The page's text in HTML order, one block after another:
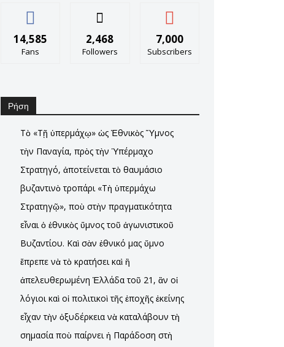
14,585
Fans
2,468
Followers
7,000
Subscribers
Ρήση
Τὸ «Τῇ ὑπερμάχῳ» ὡς Ἐθνικὸς Ὕμνος
τὴν Παναγία, πρὸς τὴν Ὑπέρμαχο
Στρατηγό, ἀποτείνεται τὸ θαυμάσιο
βυζαντινὸ τροπάρι «Τὴ ὑπερμάχω
Στρατηγῷ», ποὺ στὴν πραγματικότητα
εἶναι ὁ ἐθνικὸς ὕμνος τοῦ ἀγωνιστικοῦ
Βυζαντίου. Καὶ σὰν ἐθνικό μας ὕμνο
ἔπρεπε νὰ τὸ κρατήσει καὶ ἢ
ἀπελευθερωμένη Ἑλλάδα τοῦ 21, ἂν οἱ
λόγιοι καὶ οἱ πολιτικοὶ τῆς ἐποχῆς ἐκείνης
εἶχαν τὴν ὀξυδέρκεια νὰ καταλάβουν τὴ
σημασία ποὺ παίρνει ἡ Παράδοση στὴ